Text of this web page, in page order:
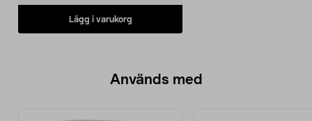
Lägg i varukorg
Används med